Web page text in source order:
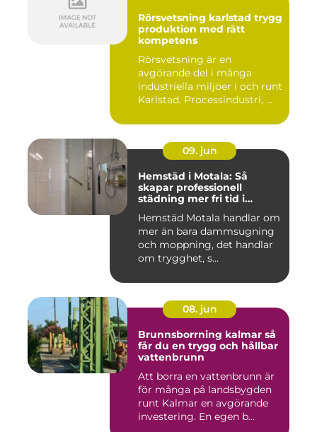
Rörsvetsning karlstad trygg
produktion med rätt
kompetens
Rörsvetsning är en
avgörande del i många
industriella miljöer i och runt
Karlstad. Processindustri, ...
09. jun
Hemstäd i Motala: Så
skapar professionell
städning mer fri tid i
Hemstäd Motala handlar om
mer än bara dammsugning
och moppning, det handlar
om trygghet, s...
08. jun
Brunnsborrning kalmar så
får du en trygg och hållbar
vattenbrunn
Att borra en vattenbrunn är
för många på landsbygden
runt Kalmar en avgörande
investering. En egen b...